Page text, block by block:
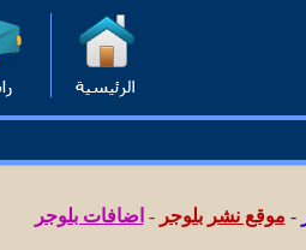
- موقع نشر بلوجر - اضافات بلوجر